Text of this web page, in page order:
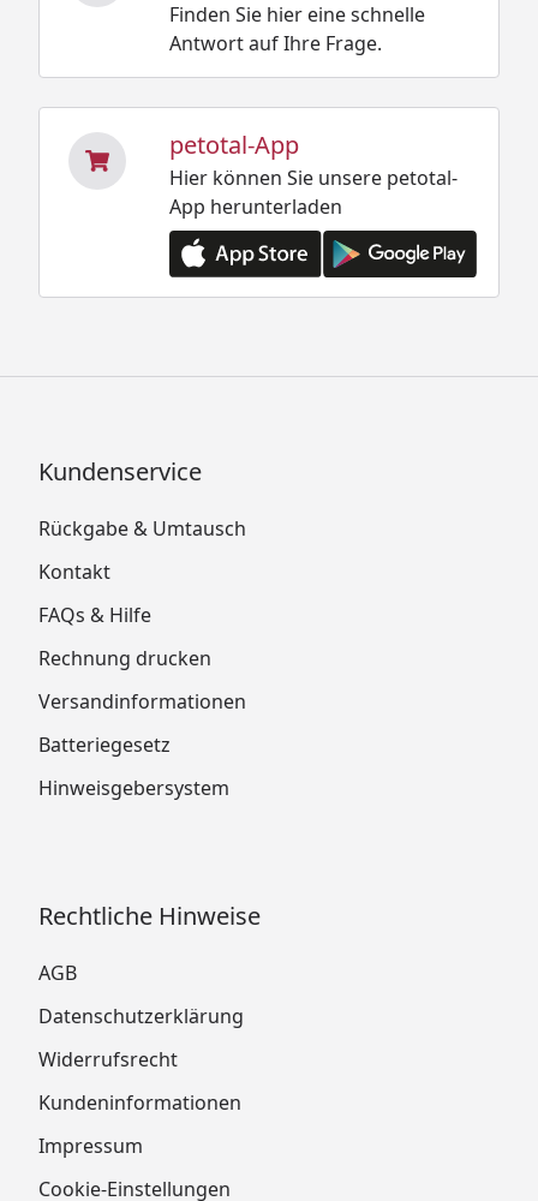
Finden Sie hier eine schnelle
Antwort auf Ihre Frage.
petotal-App
Hier können Sie unsere petotal-
App herunterladen
Kundenservice
Rückgabe & Umtausch
Kontakt
FAQs & Hilfe
Rechnung drucken
Versandinformationen
Batteriegesetz
Hinweisgebersystem
Rechtliche Hinweise
AGB
Datenschutzerklärung
Widerrufsrecht
Kundeninformationen
Impressum
Cookie-Einstellungen